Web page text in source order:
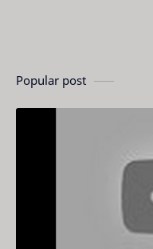
Popular post